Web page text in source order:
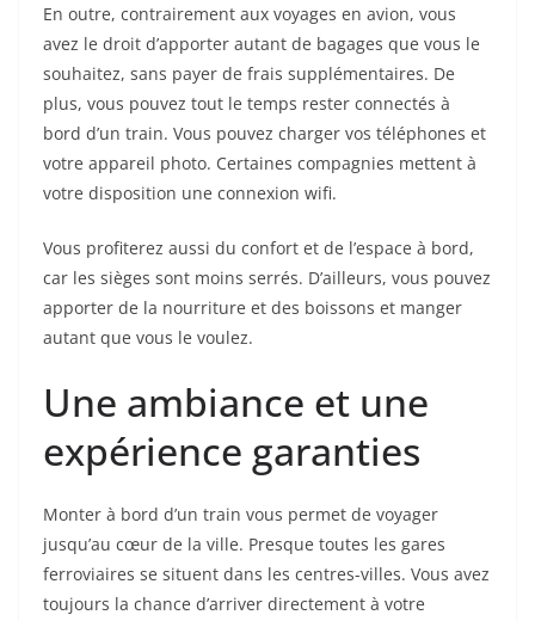
En outre, contrairement aux voyages en avion, vous
avez le droit d’apporter autant de bagages que vous le
souhaitez, sans payer de frais supplémentaires. De
plus, vous pouvez tout le temps rester connectés à
bord d’un train. Vous pouvez charger vos téléphones et
votre appareil photo. Certaines compagnies mettent à
votre disposition une connexion wifi.
Vous profiterez aussi du confort et de l’espace à bord,
car les sièges sont moins serrés. D’ailleurs, vous pouvez
apporter de la nourriture et des boissons et manger
autant que vous le voulez.
Une ambiance et une
expérience garanties
Monter à bord d’un train vous permet de voyager
jusqu’au cœur de la ville. Presque toutes les gares
ferroviaires se situent dans les centres-villes. Vous avez
toujours la chance d’arriver directement à votre